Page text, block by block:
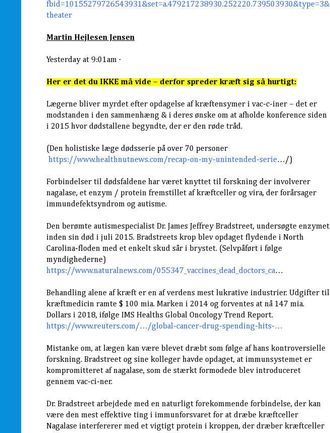
fbid=10155279726543931&set=a.479217238930.252220.739503930&type=3&
theater
Martin Hejlesen Jensen
Yesterday at 9:01am ·
Her er det du IKKE må vide – derfor spreder kræft sig så hurtigt:
Lægerne bliver myrdet efter opdagelse af kræftensymer i vac-c-iner – det er
modstanden i den sammenhæng & i deres ønske om at afholde konference siden
i 2015 hvor dødstallene begyndte, der er den røde tråd.
(Den holistiske læge dødsserie på over 70 personer
https://www.healthnutnews.com/recap-on-my-unintended-serie…/)
Forbindelser til dødsfaldene har været knyttet til forskning der involverer
nagalase, et enzym / protein fremstillet af kræftceller og vira, der forårsager
immundefektsyndrom og autisme.
Den berømte autismespecialist Dr. James Jeffrey Bradstreet, undersøgte enzymet
inden sin død i juli 2015. Bradstreets krop blev opdaget flydende i North
Carolina-floden med et enkelt skud sår i brystet. (Selvpåført i følge
myndighederne)
https://www.naturalnews.com/055347_vaccines_dead_doctors_ca…
Behandling alene af kræft er en af verdens mest lukrative industrier. Udgifter til
kræftmedicin ramte $ 100 mia. Marken i 2014 og forventes at nå 147 mia.
Dollars i 2018, ifølge IMS Healths Global Oncology Trend Report.
https://www.reuters.com/…/global-cancer-drug-spending-hits-…
Mistanke om, at lægen kan være blevet dræbt som følge af hans kontroversielle
forskning. Bradstreet og sine kolleger havde opdaget, at immunsystemet er
kompromitteret af nagalase, som de stærkt formodede blev introduceret
gennem vac-ci-ner.
Dr. Bradstreet arbejdede med en naturligt forekommende forbindelse, der kan
være den mest effektive ting i immunforsvaret for at dræbe kræftceller
Nagalase interfererer med et vigtigt protein i kroppen, der dræber kræftceller